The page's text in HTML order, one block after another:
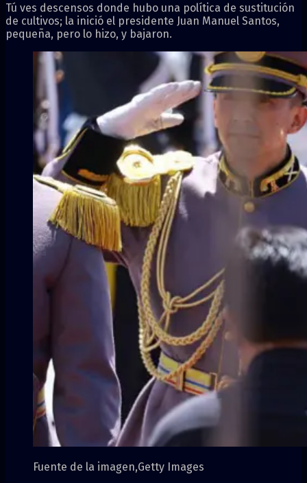
Tú ves descensos donde hubo una política de sustitución
de cultivos; la inició el presidente Juan Manuel Santos,
pequeña, pero lo hizo, y bajaron.
Fuente de la imagen,Getty Images